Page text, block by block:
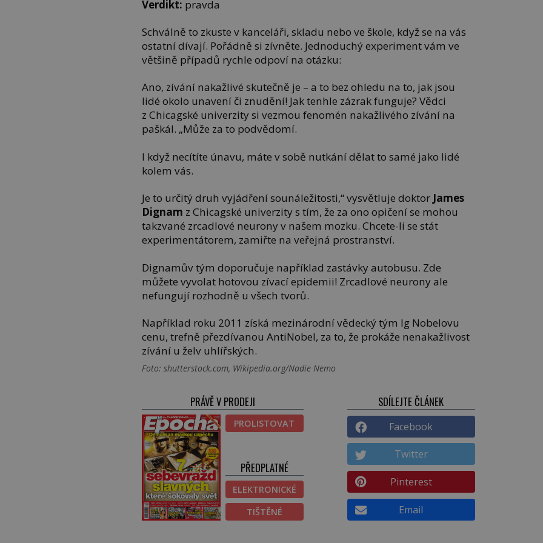
Verdikt: pravda
Schválně to zkuste v kanceláři, skladu nebo ve škole, když se na vás
ostatní dívají. Pořádně si zívněte. Jednoduchý experiment vám ve
většině případů rychle odpoví na otázku:
Ano, zívání nakažlivé skutečně je – a to bez ohledu na to, jak jsou
lidé okolo unavení či znudění! Jak tenhle zázrak funguje? Vědci
z Chicagské univerzity si vezmou fenomén nakažlivého zívání na
paškál. „Může za to podvědomí.
I když necítíte únavu, máte v sobě nutkání dělat to samé jako lidé
kolem vás.
Je to určitý druh vyjádření sounáležitosti,“ vysvětluje doktor James
Dignam z Chicagské univerzity s tím, že za ono opičení se mohou
takzvané zrcadlové neurony v našem mozku. Chcete-li se stát
experimentátorem, zamiřte na veřejná prostranství.
Dignamův tým doporučuje například zastávky autobusu. Zde
můžete vyvolat hotovou zívací epidemii! Zrcadlové neurony ale
nefungují rozhodně u všech tvorů.
Například roku 2011 získá mezinárodní vědecký tým Ig Nobelovu
cenu, trefně přezdívanou AntiNobel, za to, že prokáže nenakažlivost
zívání u želv uhlířských.
Foto: shutterstock.com, Wikipedia.org/Nadie Nemo
PRÁVĚ V PRODEJI
PROLISTOVAT
PŘEDPLATNÉ
ELEKTRONICKÉ
TIŠTĚNÉ
SDÍLEJTE ČLÁNEK
Facebook
Twitter
Pinterest
Email